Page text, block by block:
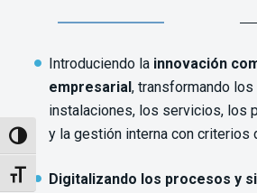
Alternar alto contraste
Alternar tamaño de letra
Introduciendo la innovación
empresarial, transformando
instalaciones, los servicios, los
y la gestión interna con criterios
Digitalizando los procesos y